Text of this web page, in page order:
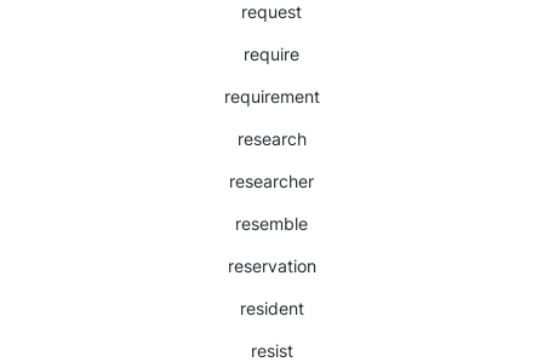
request
require
requirement
research
researcher
resemble
reservation
resident
resist